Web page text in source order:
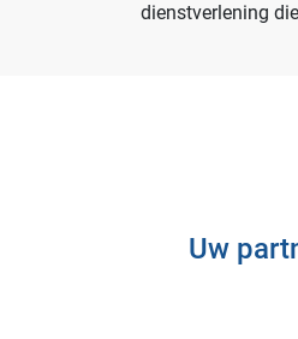
dienstverlening
Uw